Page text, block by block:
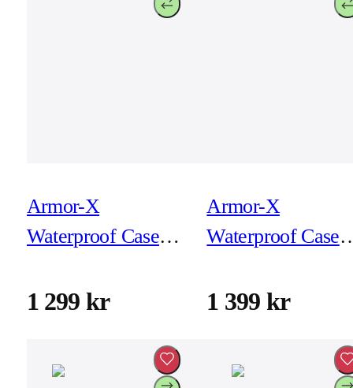
Armor-X
Waterproof Case
(M4)
1 299 kr
Armor-X
Waterproof Case
(5e/6e Gen)
1 399 kr